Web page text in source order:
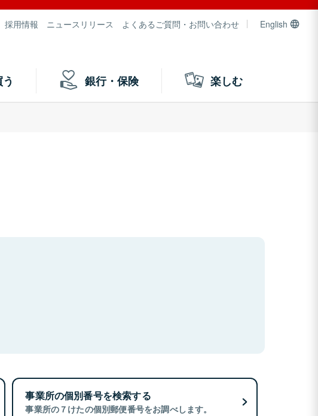
採用情報 ニュースリリース よくあるご質問・お問い合わせ English
銀行・保険 楽しむ
事業所の個別番号を検索する
事業所の７けたの個別郵便番号をお調べします。